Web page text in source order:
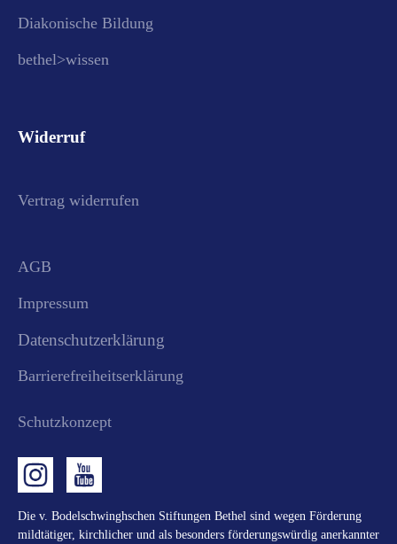
Diakonische Bildung
bethel>wissen
Widerruf
Vertrag widerrufen
AGB
Impressum
Datenschutzerklärung
Barrierefreiheitserklärung
Schutzkonzept
Die v. Bodelschwinghschen Stiftungen Bethel sind wegen Förderung
mildtätiger, kirchlicher und als besonders förderungswürdig anerkannter